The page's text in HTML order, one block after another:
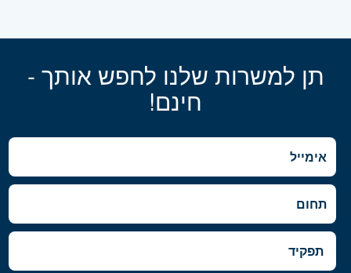
תן למשרות שלנו לחפש אותך -
חינם!